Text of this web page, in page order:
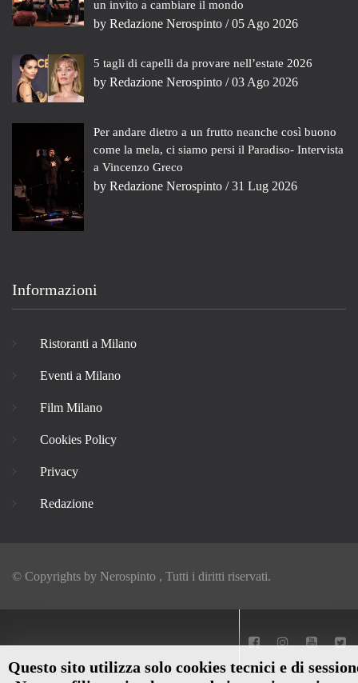
Questo sito utilizza solo cookies tecnici e di
un invito a cambiare il mondo
by Redazione Nerospinto / 05 Ago 2026
5 tagli di capelli da provare nell’estate 2026
by Redazione Nerospinto / 03 Ago 2026
Per andare dietro a un frutto neanche così buono
come la mela, ci siamo persi il Paradiso- Intervista
a Vincenzo Greco
by Redazione Nerospinto / 31 Lug 2026
Informazioni
Ristoranti a Milano
Eventi a Milano
Film Milano
Cookies Policy
Privacy
Redazione
© Copyrights by Nerospinto , Tutti i diritti riservati.